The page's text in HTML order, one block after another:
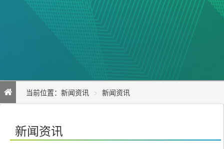
新闻资讯
机构介绍
当前位置： 新闻资讯 新闻资讯
新闻资讯